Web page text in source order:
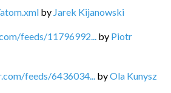
by Jarek Kijanowski
feeds/11796992... by Piotr
feeds/6436034... byOla Kunysz